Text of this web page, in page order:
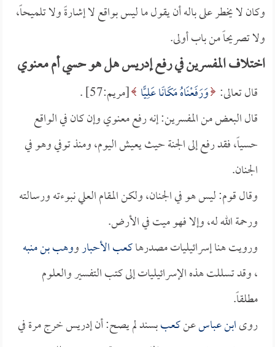
وكان لا يخطر على باله أن يقول ما ليس بواقع لا إشارةً ولا تلميحاً،
ولا تصريحاً من باب أولى.
اختلاف المفسرين في رفع إدريس هل هو حسي أم معنوي
قال تعالى: وَرَفَعْنَاهُ مَكَانًا عَلِيًّا [مريم:57] .
قال البعض من المفسرين: إنه رفع معنوي وإن كان في الواقع
حسياً، فقد رفع إلى الجنة حيث يعيش اليوم، ومنذ توفي وهو في
الجنان.
وقال قوم: ليس هو في الجنان، ولكن المقام العلي نبوءته ورسالته
ورحمة الله له، وإلا فهو ميت في الأرض.
ورويت هنا إسرائيليات مصدرهاكعب الأحبارووهب بن منبه
، وقد تسللت هذه الإسرائيليات إلى كتب التفسير والعلوم
مطلقاً.
روىابن عباسعنكعببسند لم يصح: أن إدريس خرج مرة في